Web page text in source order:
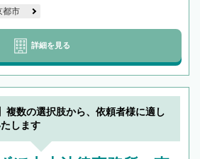
都市
詳細を見る
複数の選択肢から、依頼者様に適し
します